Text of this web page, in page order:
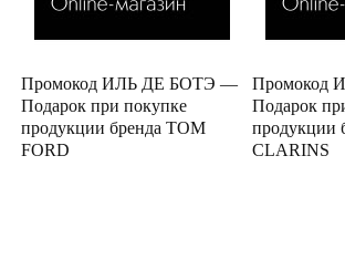
Промокод ИЛЬ ДЕ БОТЭ —
Подарок при покупке
продукции бренда TOM
FORD
Промокод
Подарок
продукции
CLARINS